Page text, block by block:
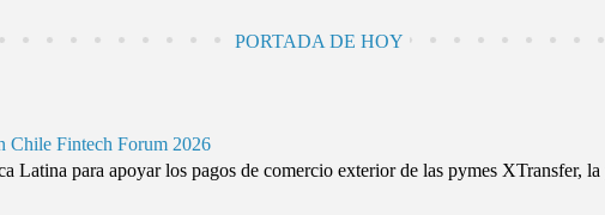
PORTADA DE HOY
Chile Fintech Forum 2026
Latina para apoyar los pagos de comercio exterior de las pymes XTransfer,